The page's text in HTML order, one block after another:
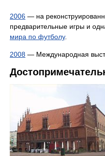
2006 — на
предварительные игры и
мира по футболу.
2008 — Международная